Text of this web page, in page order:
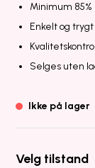
Minimum
Enkelt og trygt
Selges uten
Ikke på lager
Velg tilstand